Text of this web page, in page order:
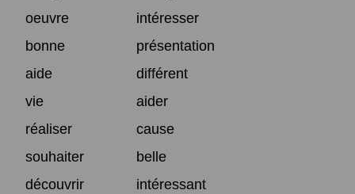
oeuvre
intéresser
bonne
présentation
aide
différent
vie
aider
réaliser
cause
souhaiter
belle
découvrir
intéressant